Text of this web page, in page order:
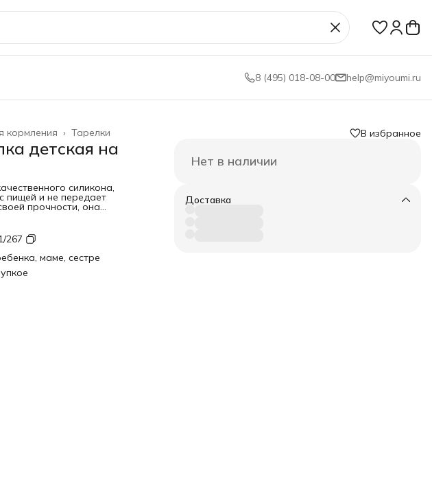
8 (495) 018-08-00 help@miyoumi.ru
Тарелки
кормления ›
детская на
силикона,
пищей и не передает
прочности, она
и безопасна для
Таким образом, вы можете
не беспокоясь о ее
подходит для
бортиками, она
кормление. Ребенок
пролиться или
267
маме, сестре
В избранное
Нет в наличии
Доставка